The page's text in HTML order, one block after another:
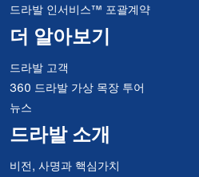
드라발 인서비스™ 포괄계약
더 알아보기
드라발 고객
360 드라발 가상 목장 투어
뉴스
드라발 소개
비전, 사명과 핵심가치